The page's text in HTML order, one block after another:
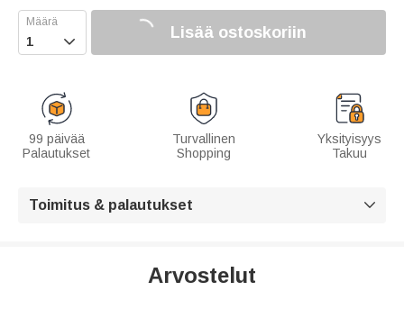
 Lisää ostoskoriin
99 päivää
Palautukset
Turvallinen
Shopping
Yksityisyys
Takuu
Toimitus & palautukset 
Arvostelut